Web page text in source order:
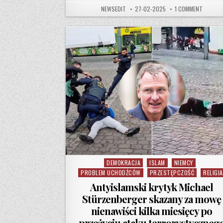
AUTHOR:
NEWSEDIT PUBLISHED DATE:
27-02-2025 1 COMMENTON
Posted in
DEMOKRACJA ISLAM
NIEMCY
PROBLEM UCHODŹCÓW
PRZESTĘPCZOŚĆ RELIGIA
Antyislamski krytyk Michael
Stürzenberger skazany za mowę
nienawiści kilka miesięcy po